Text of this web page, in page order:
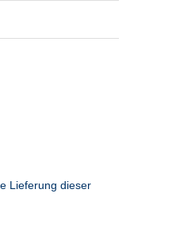
Lieferung dieser